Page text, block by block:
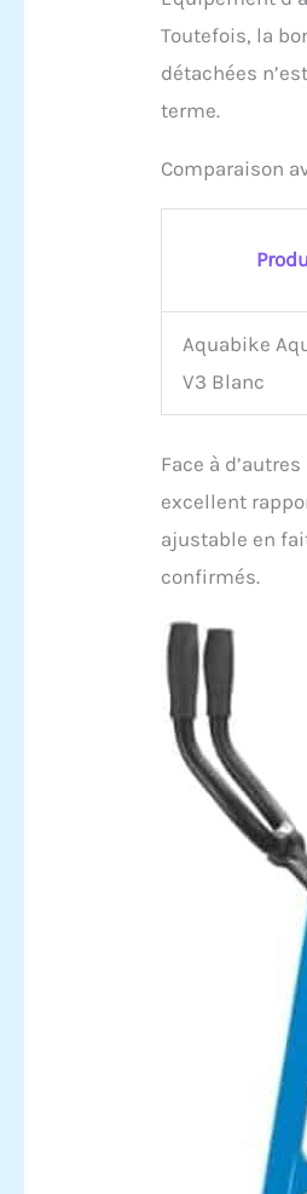
Toutefois, la
détachées
terme.
Comparaison
Aquabike
V3 Blanc
Face à
excellent
ajustable en
confirmés.